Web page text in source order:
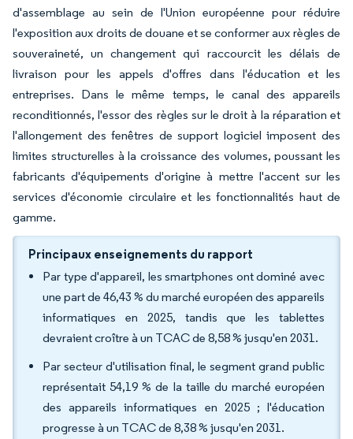
d'assemblage au sein de l'Union européenne pour réduire
l'exposition aux droits de douane et se conformer aux règles de
souveraineté, un changement qui raccourcit les délais de
livraison pour les appels d'offres dans l'éducation et les
entreprises. Dans le même temps, le canal des appareils
reconditionnés, l'essor des règles sur le droit à la réparation et
l'allongement des fenêtres de support logiciel imposent des
limites structurelles à la croissance des volumes, poussant les
fabricants d'équipements d'origine à mettre l'accent sur les
services d'économie circulaire et les fonctionnalités haut de
gamme.
Principaux enseignements du rapport
Par type d'appareil, les smartphones ont dominé avec
une part de 46,43 % du marché européen des appareils
informatiques en 2025, tandis que les tablettes
devraient croître à un TCAC de 8,58 % jusqu'en 2031.
Par secteur d'utilisation final, le segment grand public
représentait 54,19 % de la taille du marché européen
des appareils informatiques en 2025 ; l'éducation
progresse à un TCAC de 8,38 % jusqu'en 2031.